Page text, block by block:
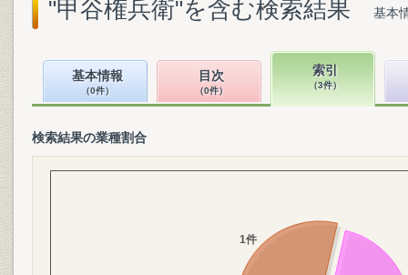
"甲谷権兵衛"を含む検索結果 基本
基本情報
（0件）
目次
（0件）
索引
（3件）
検索結果の業種割合